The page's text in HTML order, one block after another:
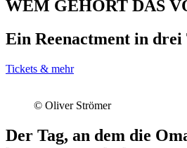
WEM GEHÖRT DAS
Ein Reenactment in drei
Tickets & mehr
© Oliver Strömer
Der Tag, an dem die